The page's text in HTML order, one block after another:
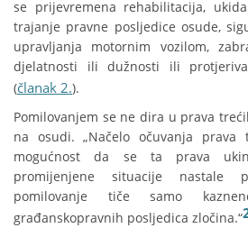
se prijevremena rehabilitacija,
trajanje pravne posljedice osude,
upravljanja motornim vozilom,
djelatnosti ili dužnosti ili
(članak 2.).
Pomilovanjem se ne dira u prava
na osudi. „Načelo očuvanja prava
mogućnost da se ta prava
promijenjene situacije nastale
pomilovanje tiče samo
građanskopravnih posljedica zločina.“